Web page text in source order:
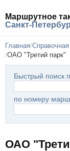
Маршрутное
Санкт-
Главная
ОАО "Третий парк"
Быстрый поиск
по номеру
ОАО